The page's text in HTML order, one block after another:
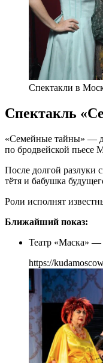
Спектакли в
Спектакль
«Семейные тайны» —
по бродвейской пьесе
После долгой разлуки
тётя и бабушка
Роли исполнят
Ближайший показ:
Театр «Маска» —
https://